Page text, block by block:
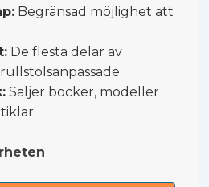
Begränsad möjlighet att
De flesta delar av
Säljer böcker, modeller